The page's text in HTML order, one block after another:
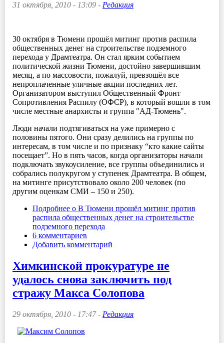
31 октября, 2010 - 13:09 - Редакция
30 октября в Тюмени прошёл митинг против распила
общественных денег на строительстве подземного
перехода у Драмтеатра. Он стал ярким событием
политической жизни Тюмени, достойно завершившим
месяц, а по массовости, пожалуй, превзошёл все
непроплаченные уличные акции последних лет.
Организатором выступил Общественный Фронт
Сопротивления Распилу (ОФСР), в который вошли в том
числе местные анархисты и группа "АД-Тюмень".
Люди начали подтягиваться на уже примерно с
половины пятого. Они сразу делились на группы по
интересам, в том числе и по признаку “кто какие сайты
посещает”. Но в пять часов, когда организаторы начали
подключать звукоусиление, все группы объединились и
собрались полукругом у ступенек Драмтеатра. В общем,
на митинге присутствовало около 200 человек (по
другим оценкам СМИ – 150 и 250).
Подробнее о В Тюмени прошёл митинг против
распила общественных денег на строительстве
подземного перехода
6 комментариев
Добавить комментарий
Химкинской прокуратуре не
удалось снова заключить под
стражу Макса Солопова
29 октября, 2010 - 17:47 - Редакция